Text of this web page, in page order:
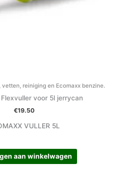
vetten, reiniging en Ecomaxx benzine.
Flexvuller voor 5l jerrycan
€19.50
VULLER 5L
aan winkelwagen